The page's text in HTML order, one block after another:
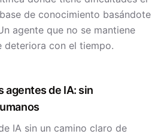
de conocimiento basándote
agente que no se mantiene
deteriora con el tiempo.
agentes de IA: sin
IA sin un camino claro de